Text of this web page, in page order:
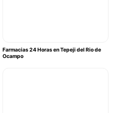
Farmacias 24 Horas en Tepeji del Rio de
Ocampo